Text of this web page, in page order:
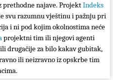
najave. ProjektIndeks
svu razumnu vještinu i pažnju pri
i ni pod kojim okolnostima neće
projektni tim ili njegovi agenti
drugačije za bilo kakav gubitak,
ili neizravno iz opskrbe tim